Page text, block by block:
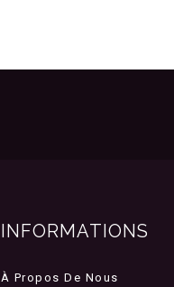
INFORMATIONS
À Propos De Nous